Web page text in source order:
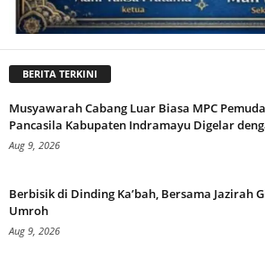
BERITA TERKINI
Musyawarah Cabang Luar Biasa MPC Pemuda
Pancasila Kabupaten Indramayu Digelar
Aug 9, 2026
Berbisik di Dinding Ka’bah, Bersama Jazirah
Umroh
Aug 9, 2026